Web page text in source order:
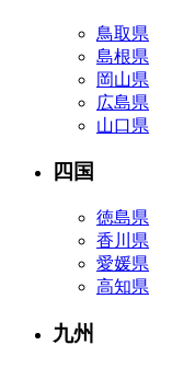
鳥取県
島根県
岡山県
広島県
山口県
四国
徳島県
香川県
愛媛県
高知県
九州